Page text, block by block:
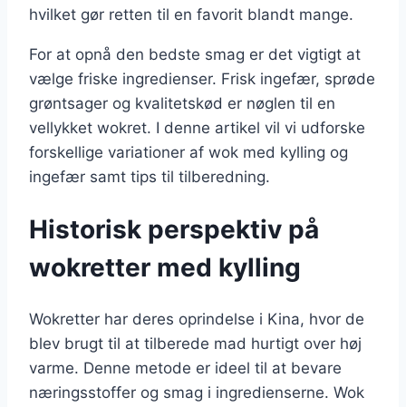
hvilket gør retten til en favorit blandt mange.
For at opnå den bedste smag er det vigtigt at
vælge friske ingredienser. Frisk ingefær, sprøde
grøntsager og kvalitetskød er nøglen til en
vellykket wokret. I denne artikel vil vi udforske
forskellige variationer af wok med kylling og
ingefær samt tips til tilberedning.
Historisk perspektiv på
wokretter med kylling
Wokretter har deres oprindelse i Kina, hvor de
blev brugt til at tilberede mad hurtigt over høj
varme. Denne metode er ideel til at bevare
næringsstoffer og smag i ingredienserne. Wok